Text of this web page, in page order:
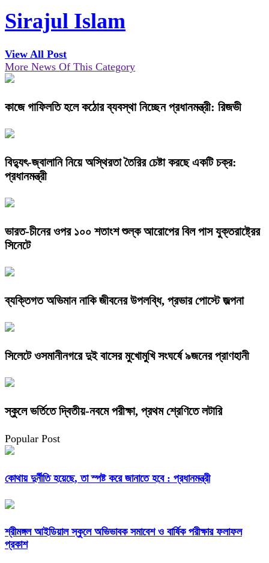
Sirajul Islam
View All Post
More News Of This Category
কাজে গাফিলতি হলে কঠোর ব্যবস্থা নিচ্ছেন প্রধানমন্ত্রী: রিজভী
বিদ্যুৎ-জ্বালানি নিয়ে অস্থিরতা তৈরির চেষ্টা করছে একটি চক্র:
প্রধানমন্ত্রী
ভারত-চীনের ওপর ১০০ শতাংশ শুল্ক আরোপের বিল পাস যুক্তরাষ্ট্রের
সিনেটে
ব্যক্তিগত অভিমান নাকি জীবনের উপলব্ধি, প্রভার পোস্টে জল্পনা
সিলেটে ওসমানীনগরে দুই বাসের মুখোমুখি সংঘর্ষে ৯জনের প্রাণহানী
স্কুলে ভর্তিতে দ্বিতীয়-নবমে পরীক্ষা, প্রথম শ্রেণিতে লটারি
Popular Post
কোথায় দুর্নীতি হয়েছে, তা স্পষ্ট করে জানাতে হবে : প্রধানমন্ত্রী
শ্রীমঙ্গল আইডিয়াল স্কুলে অভিভাবক সমাবেশ ও বার্ষিক পরীক্ষার ফলাফল
প্রকাশ